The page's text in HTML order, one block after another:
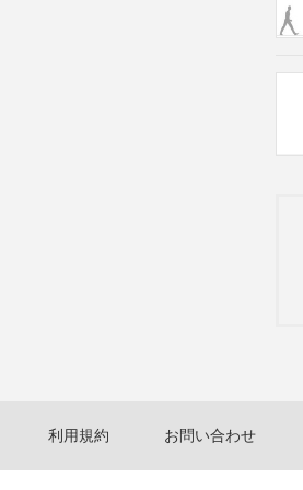
利用規約 お問い合わせ